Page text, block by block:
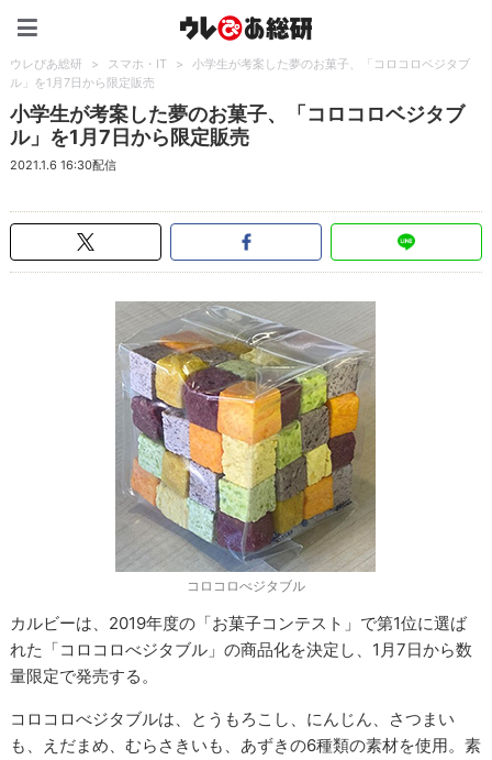
ウレぴあ総研 > スマホ・IT >
小学生が考案した夢のお菓子、「コロコロベジタブ
ル」を1月7日から限定販売
小学生が考案した夢のお菓子、「コロコロベジタブ
ル」を1月7日から限定販売
2021.1.6 16:30配信
コロコロべジタブル
カルビーは、2019年度の「お菓子コンテスト」で第1位に選ば
れた「コロコロべジタブル」の商品化を決定し、1月7日から数
量限定で発売する。
コロコロべジタブルは、とうもろこし、にんじん、さつまい
も、えだまめ、むらさきいも、あずきの6種類の素材を使用。素